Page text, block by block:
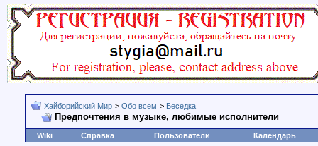
Хайборийский Мир > Обо всем > Беседка
Предпочтения в музыке, любимые исполнители
Wiki Справка Пользователи Календарь